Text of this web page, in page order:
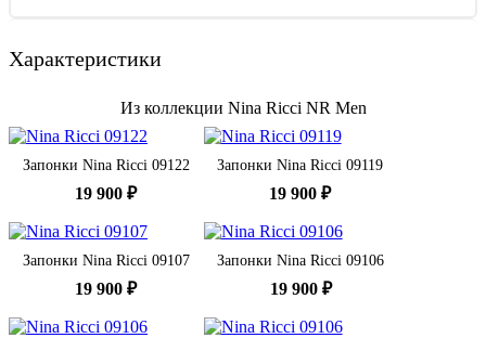
Характеристики
Из коллекции Nina Ricci NR Men
Запонки Nina Ricci 09122
19 900 ₽
Запонки Nina Ricci 09119
19 900 ₽
Запонки Nina Ricci 09107
19 900 ₽
Запонки Nina Ricci 09106
19 900 ₽